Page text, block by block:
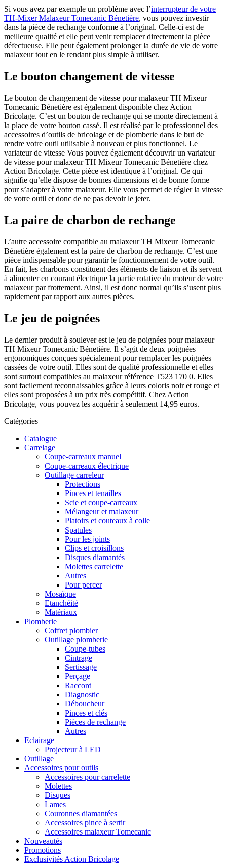
Si vous avez par exemple un problème avec l’interrupteur de votre
TH-Mixer Malaxeur Tomecanic Bénetière, vous pouvez investir
dans la pièce de rechange conforme à l’original. Celle-ci est de
meilleure qualité et elle peut venir remplacer directement la pièce
défectueuse. Elle peut également prolonger la durée de vie de votre
malaxeur tout en le rendant plus simple à utiliser.
Le bouton changement de vitesse
Le bouton de changement de vitesse pour malaxeur TH Mixeur
Tomecanic Bénetière est également disponible chez Action
Bricolage. C’est un bouton de rechange qui se monte directement à
la place de votre bouton cassé. Il est réalisé par le professionnel des
accessoires d’outils de bricolage et de plomberie dans le but de
rendre votre outil utilisable à nouveau et plus fonctionnel. Le
variateur de vitesse Vous pouvez également découvrir un variateur
de vitesse pour malaxeur TH Mixeur Tomecanic Bénetière chez
Action Bricolage. Cette pièce est identique à l’original. Ce qui
signifie qu’elle dispose de bonnes dimensions et de bonne forme
pour s’adapter à votre malaxeur. Elle vous permet de régler la vitesse
de votre outil et donc de ne pas devoir le jeter.
La paire de charbon de rechange
L’autre accessoire compatible au malaxeur TH Mixeur Tomecanic
Bénetière également est la paire de charbon de rechange. C’est une
pièce indispensable pour garantir le fonctionnement de votre outil.
En fait, les charbons constituent des éléments de liaison et ils servent
à alimenter en courant électrique la partie rotative du moteur de votre
malaxeur par frottement. Ainsi, il est donc normal qu’ils s’usent plus
rapidement par rapport aux autres pièces.
Le jeu de poignées
Le dernier produit à soulever est le jeu de poignées pour malaxeur
TH Mixeur Tomecanic Bénetière. Il s’agit de deux poignées
ergonomiques conçues spécialement pour remplacer les poignées
cassées de votre outil. Elles sont de qualité professionnelle et elles
sont surtout compatibles au malaxeur référence T523 170 0. Elles
sont facilement reconnaissables grâce à leurs coloris noir et rouge et
elles sont proposées à un prix très compétitif. Chez Action
Bricolage, vous pouvez les acquérir à seulement 14,95 euros.
Catégories
Catalogue
Carrelage
Coupe-carreaux manuel
Coupe-carreaux électrique
Outillage carreleur
Protections
Pinces et tenailles
Scie et coupe-carreaux
Mélangeur et malaxeur
Platoirs et couteaux à colle
Spatules
Pour les joints
Clips et croisillons
Disques diamantés
Molettes carrelette
Autres
Pour percer
Mosaïque
Etanchéité
Matériaux
Plomberie
Coffret plombier
Outillage plomberie
Coupe-tubes
Cintrage
Sertissage
Perçage
Raccord
Diagnostic
Déboucheur
Pinces et clés
Pièces de rechange
Autres
Eclairage
Projecteur à LED
Outillage
Accessoires pour outils
Accessoires pour carrelette
Molettes
Disques
Lames
Couronnes diamantées
Accessoires pince à sertir
Accessoires malaxeur Tomecanic
Nouveautés
Promotions
Exclusivités Action Bricolage